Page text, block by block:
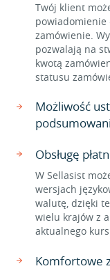
Twój klient
powiadomienie
zamówienie.
pozwalają na
kwotą
statusu
Możliwość
Obsługę
W Sellasist
wersjach
walutę, dzięki
wielu krajów z
aktualnego
Komfortowe